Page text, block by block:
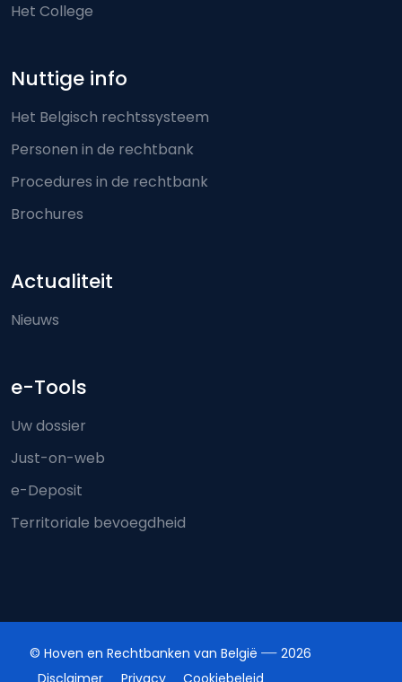
Het College
Nuttige info
Het Belgisch rechtssysteem
Personen in de rechtbank
Procedures in de rechtbank
Brochures
Actualiteit
Nieuws
e-Tools
Uw dossier
Just-on-web
e-Deposit
Territoriale bevoegdheid
© Hoven en Rechtbanken van België
2026
Disclaimer
Privacy Cookiebeleid